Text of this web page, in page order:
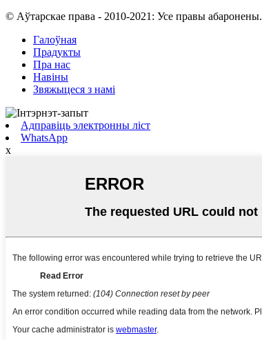
© Аўтарскае права - 2010-2021: Усе правы абаронены.
Галоўная
Прадукты
Пра нас
Навіны
Звяжыцеся з намі
Адправіць электронны ліст
WhatsApp
x